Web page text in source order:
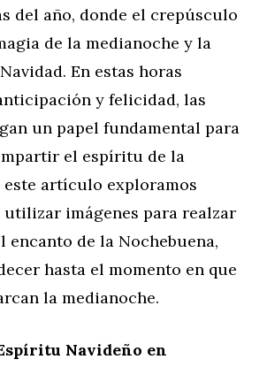
del año, donde el crepúsculo
de la medianoche y la
En estas horas
y felicidad, las
un papel fundamental para
el espíritu de la
este artículo exploramos
utilizar imágenes para realzar
encanto de la Nochebuena,
hasta el momento en que
la medianoche.
Navideño en